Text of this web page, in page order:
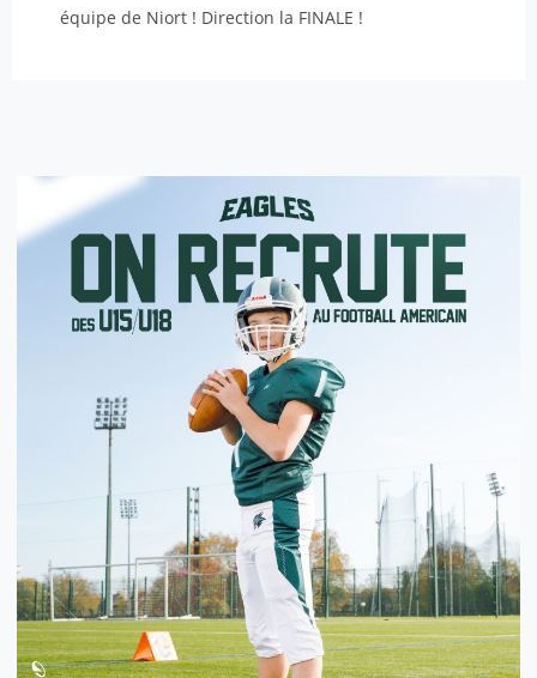
équipe de Niort ! Direction la FINALE !